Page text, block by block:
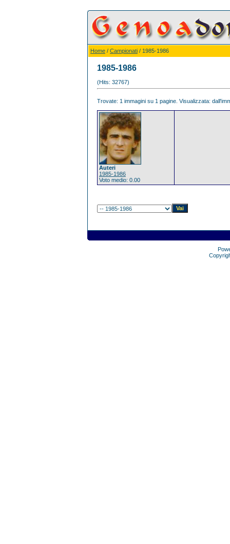
Home / Campionati / 1985-1986
1985-1986
(Hits: 32767)
Trovate: 1 immagini su 1 pagine. Visualizzata:
Auteri
1985-1986
Voto medio: 0.00